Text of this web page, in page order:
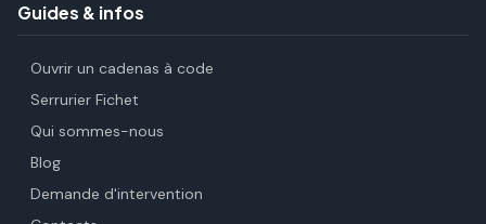
Guides & infos
Ouvrir un cadenas à code
Serrurier Fichet
Qui sommes-nous
Blog
Demande d'intervention